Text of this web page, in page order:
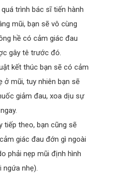
trình bác sĩ tiến hành
mũi, bạn sẽ vô cùng
hề có cảm giác đau
gây tê trước đó.
kết thúc bạn sẽ có cảm
ở mũi, tuy nhiên bạn sẽ
giảm đau, xoa dịu sự
tiếp theo, bạn cũng sẽ
giác đau đớn gì ngoài
phải nẹp mũi định hình
ngứa nhẹ).